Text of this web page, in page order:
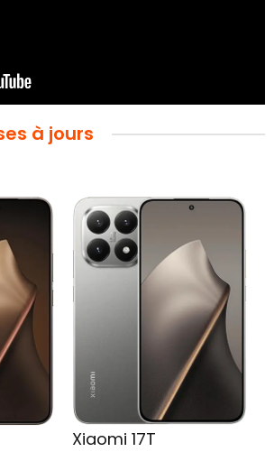
à jours
Xiaomi 17T